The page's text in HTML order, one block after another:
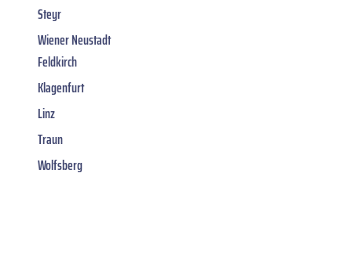
Steyr
Wiener Neustadt
Feldkirch
Klagenfurt
Linz
Traun
Wolfsberg